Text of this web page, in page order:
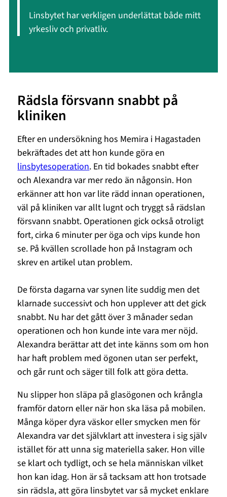
Linsbytet har verkligen underlättat både mitt
yrkesliv och privatliv.
Rädsla försvann snabbt på
kliniken
Efter en undersökning hos Memira i Hagastaden
bekräftades det att hon kunde göra en
linsbytesoperation. En tid bokades snabbt efter
och Alexandra var mer redo än någonsin. Hon
erkänner att hon var lite rädd innan operationen,
väl på kliniken var allt lugnt och tryggt så rädslan
försvann snabbt. Operationen gick också otroligt
fort, cirka 6 minuter per öga och vips kunde hon
se. På kvällen scrollade hon på Instagram och
skrev en artikel utan problem.
De första dagarna var synen lite suddig men det
klarnade successivt och hon upplever att det gick
snabbt. Nu har det gått över 3 månader sedan
operationen och hon kunde inte vara mer nöjd.
Alexandra berättar att det inte känns som om hon
har haft problem med ögonen utan ser perfekt,
och går runt och säger till folk att göra detta.
Nu slipper hon släpa på glasögonen och krångla
framför datorn eller när hon ska läsa på mobilen.
Många köper dyra väskor eller smycken men för
Alexandra var det självklart att investera i sig själv
istället för att unna sig materiella saker. Hon ville
se klart och tydligt, och se hela människan vilket
hon kan idag. Hon är så tacksam att hon trotsade
sin rädsla, att göra linsbytet var så mycket enklare